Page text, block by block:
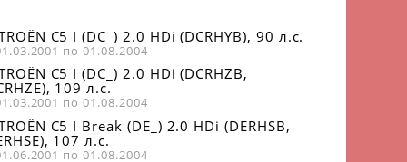
C5 I (DC_) 2.0 HDi (DCRHYB), 90 л.с.
по 01.08.2004
C5 I (DC_) 2.0 HDi (DCRHZB,
109 л.с.
по 01.08.2004
C5 I Break (DE_) 2.0 HDi (DERHSB,
107 л.с.
по 01.08.2004